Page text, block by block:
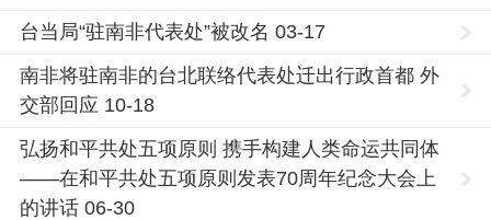
台当局“驻南非代表处”被改名 03-17
南非将驻南非的台北联络代表处迁出行政首都 外
交部回应 10-18
弘扬和平共处五项原则 携手构建人类命运共同体
——在和平共处五项原则发表70周年纪念大会上
的讲话 06-30